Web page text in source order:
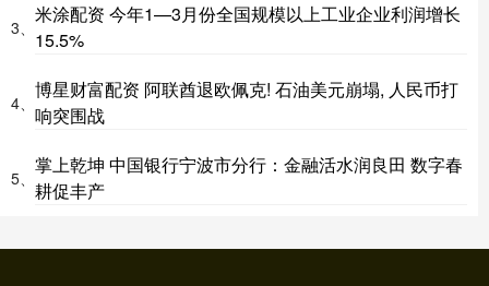
3、
米涂配资 今年1—3月份全国规模以上工业企业利润增长
15.5%
4、
博星财富配资 阿联酋退欧佩克! 石油美元崩塌, 人民币打
响突围战
5、
掌上乾坤 中国银行宁波市分行：金融活水润良田 数字春
耕促丰产